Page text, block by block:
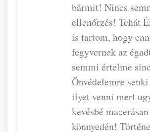
bármit! Nincs
ellenőrzés! Tehát
is tartom, hogy
fegyvernek az
semmi értelme
Önvédelemre
ilyet venni mert
kevésbé
könnyedén!